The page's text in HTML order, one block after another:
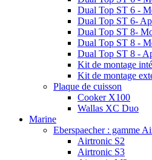
Dual Top ST 6 -
Dual Top ST 6-
Dual Top ST 8-
Dual Top ST 8 -
Dual Top ST 8 -
Kit de montage
Kit de montage
Plaque de cuisson
Cooker X100
Wallas XC Duo
Marine
Eberspaecher : gamme
Airtronic S2
Airtronic S3